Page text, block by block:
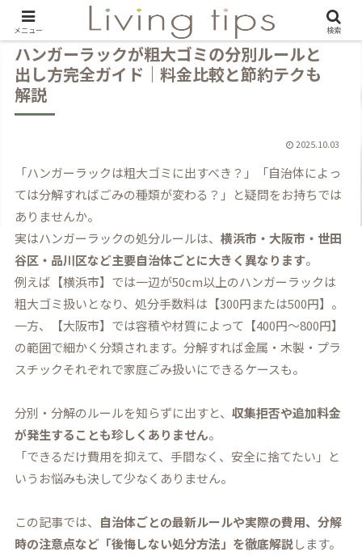
ハンガーラックが粗大ゴミの分別ルールと
出し方完全ガイド｜料金比較と節約テクも
解説
2025.10.03
「ハンガーラックは粗大ゴミに出すべき？」「自治体によっ
ては分解すればごみの種類が変わる？」と疑問をお持ちでは
ありませんか。
実はハンガーラックの処分ルールは、横浜市・大阪市・世田
谷区・品川区など主要自治体ごとに大きく異なります。
例えば【横浜市】では一辺が50cm以上のハンガーラックは
粗大ゴミ扱いとなり、処分手数料は【300円または500円】。
一方、【大阪市】では容積や材質によって【400円～800円】
の範囲で細かく分類されます。分解すれば金属・木製・プラ
スチックそれぞれで家庭ごみ扱いにできるケースも。
分別・分解のルールを知らずに出すと、収集拒否や追加料金
が発生することも珍しくありません。
「できるだけ費用を抑えて、手間なく、安全に捨てたい」と
いうお悩みも決して少なくありません。
この記事では、 自治体ごとの最新ルールや実際の費用、分解
時の注意点など「後悔しない処分方法」を徹底解説します。
メニュー 検索